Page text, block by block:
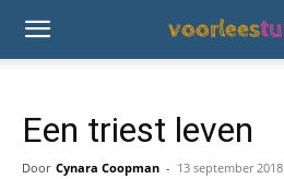
Een triest leven
Door Cynara Coopman - 13 september 2018